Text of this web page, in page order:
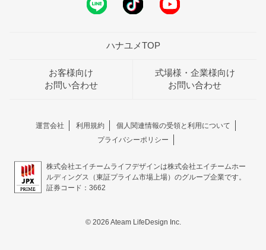
ハナユメTOP
お客様向け
お問い合わせ
式場様・企業様向け
お問い合わせ
運営会社 利用規約
個人関連情報の受領と利用について
プライバシーポリシー
株式会社エイチームライフデザインは株式会社エイチームホー
ルディングス（東証プライム市場上場）のグループ企業です。
証券コード：3662
© 2026 Ateam LifeDesign Inc.